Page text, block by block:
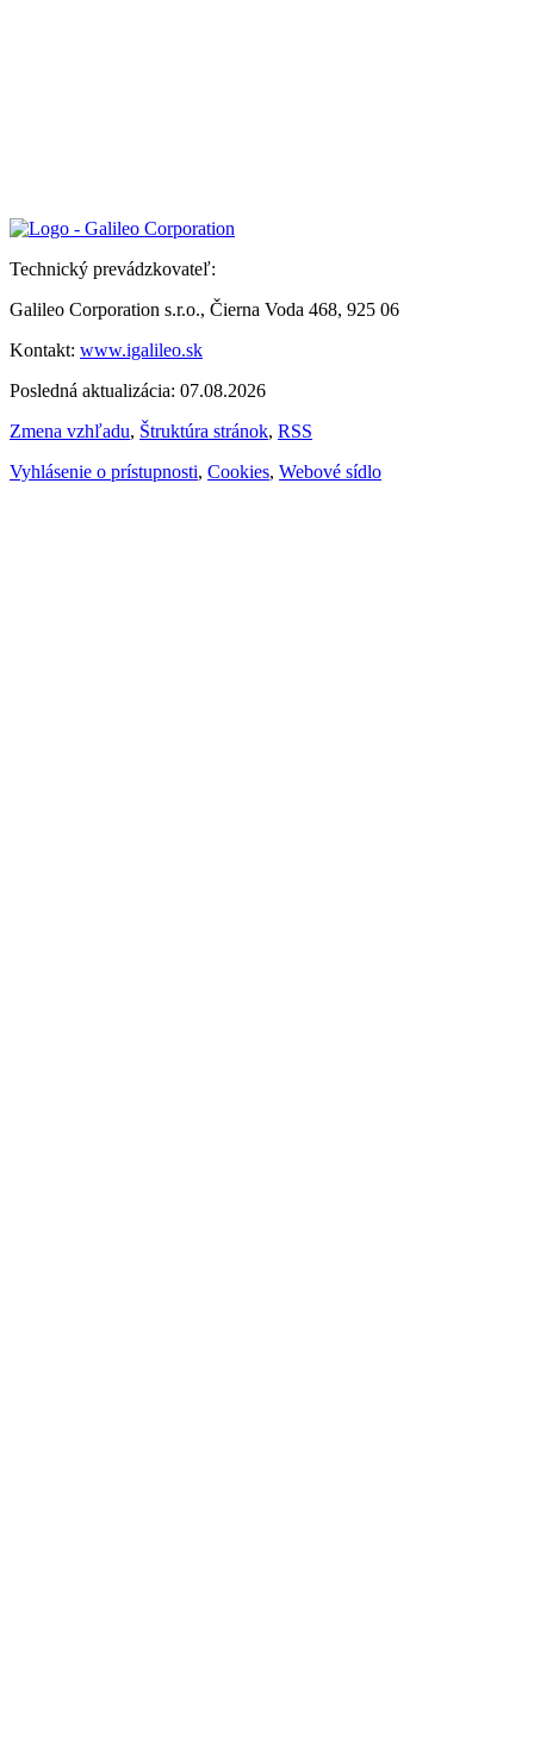
Technický prevádzkovateľ:
Galileo Corporation s.r.o., Čierna Voda 468, 925 06
Kontakt: www.igalileo.sk
Posledná aktualizácia: 07.08.2026
Zmena vzhľadu, Štruktúra stránok, RSS
Vyhlásenie o prístupnosti, Cookies, Webové sídlo